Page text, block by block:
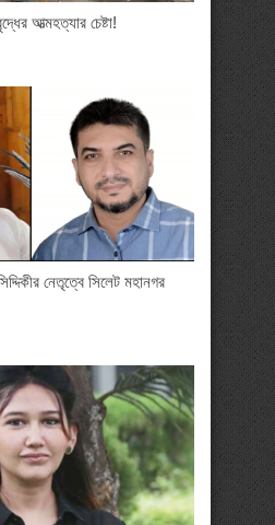
আত্মহত্যার চেষ্টা!
নেতৃত্বে সিলেট মহানগর